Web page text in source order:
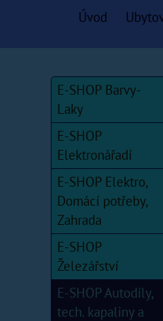
Úvod
E-SHOP Barvy-
Laky
E-SHOP
Elektronářadí
E-SHOP Elektro,
Domácí potřeby,
Zahrada
E-SHOP
Železářství
E-SHOP Autodíly,
tech. kapaliny a